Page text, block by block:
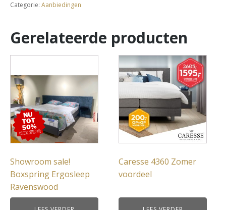
Categorie: Aanbiedingen
Gerelateerde producten
Showroom sale!
Boxspring Ergosleep
Ravenswood
Caresse 4360 Zomer
voordeel